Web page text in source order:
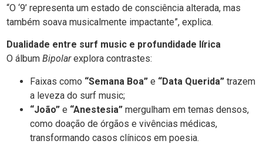
“O ‘9’ representa um estado de consciência alterada, mas
também soava musicalmente impactante”, explica.
Dualidade entre surf music e profundidade lírica
O álbum Bipolarexplora contrastes:
Faixas como “Semana Boa” e “Data Querida” trazem
a leveza do surf music;
“João” e “Anestesia” mergulham em temas densos,
como doação de órgãos e vivências médicas,
transformando casos clínicos em poesia.